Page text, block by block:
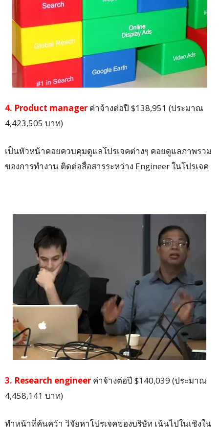
4. Product manager ค่าจ้างต่อปี $138,951 (ประมาณ
4,423,505 บาท)
เป็นหัวหน้าคอยควบคุมดูแลโปรเจคต่างๆ คอยดูแลภาพรวม
ของการทำงาน ติดต่อสื่อสารระหว่าง Engineer ในโปรเจค
3. Research engineer ค่าจ้างต่อปี $140,039 (ประมาณ
4,458,141 บาท)
ทำหน้าที่ค้นคว้า วิจัยหาโปรเจคของบริษัท เน้นไปในเชิงใน